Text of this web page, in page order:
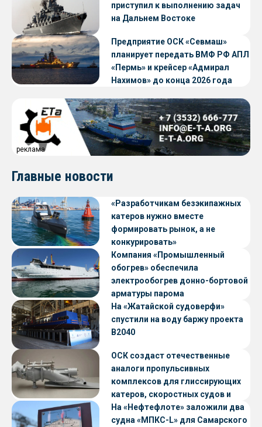
приступил к выполнению задач
на Дальнем Востоке
Предприятие ОСК «Севмаш»
планирует передать ВМФ РФ АПЛ
«Пермь» и крейсер «Адмирал
Нахимов» до конца 2026 года
реклама
Главные новости
«Разработчикам безэкипажных
катеров нужно вместе
формировать рынок, а не
конкурировать»
Компания «Промышленный
обогрев» обеспечила
электрообогрев донно-бортовой
арматуры парома
«Петропавловск» проекта CNF22
На «Жатайской судоверфи»
спустили на воду баржу проекта
В2040
ОСК создаст отечественные
аналоги пропульсивных
комплексов для глиссирующих
катеров, скоростных судов и
судов с малой осадкой
На «Нефтефлоте» заложили два
судна «МПКС-L» для Самарского